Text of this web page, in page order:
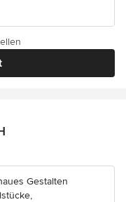
Sternen
Gestalten